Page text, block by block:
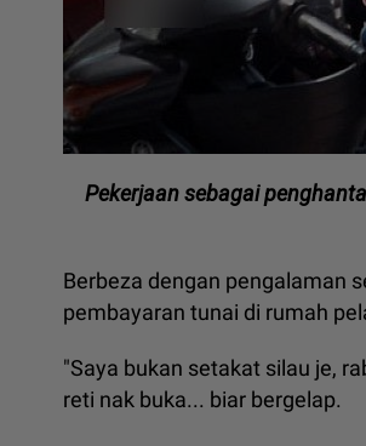
Pekerjaan sebagai
Berbeza dengan pengalaman
pembayaran tunai di rumah
"Saya bukan setakat silau je,
reti nak buka... biar bergelap.